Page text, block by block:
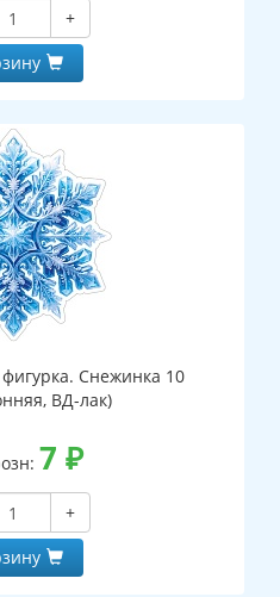
+
Снежинка 10
ВД-лак)
7 ₽
+